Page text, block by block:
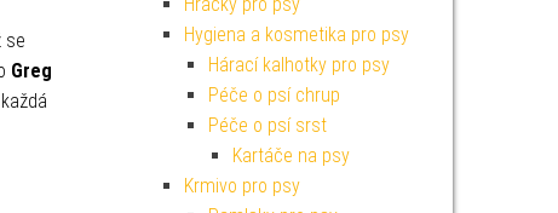
se
Greg
Hygiena a kosmetika pro psy
Hárací kalhotky pro psy
Péče o psí chrup
Péče o psí srst
Kartáče na psy
Krmivo pro psy